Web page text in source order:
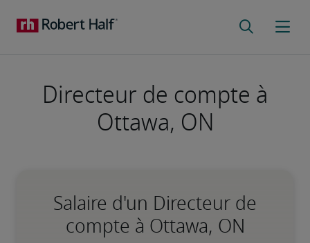
Directeur de compte à
Ottawa, ON
Salaire d'un Directeur de
compte à Ottawa, ON